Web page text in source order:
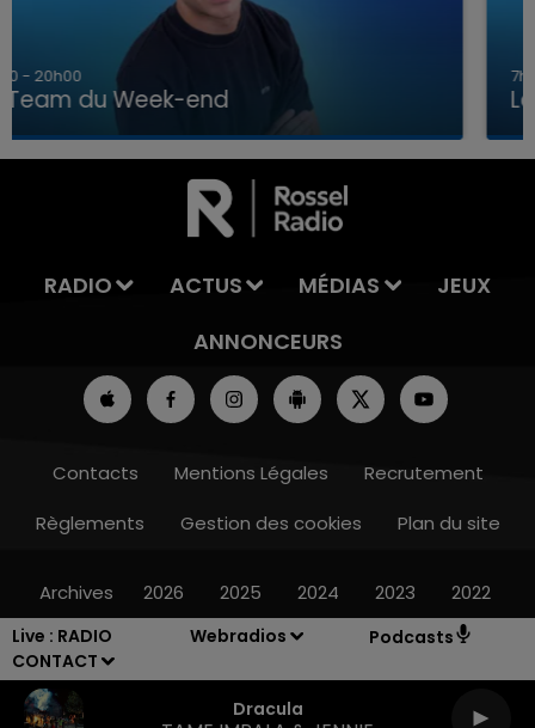
Live : RADIO
CONTACT
Webradios Podcasts
Dracula
LA TEAM DU WEEK-END
7h00 - 12h00
La Team du Week-end
RADIO ACTUS MÉDIAS
JEUX
ANNONCEURS
Contacts Mentions Légales
Recrutement
Règlements
Gestion des cookies Plan du site
Archives 2026 2025 2024 2023 2022